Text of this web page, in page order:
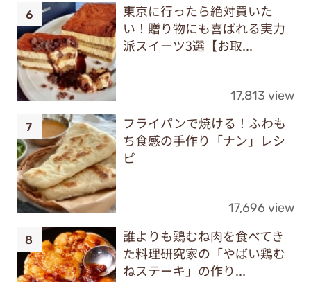
東京に行ったら絶対買いた
い！贈り物にも喜ばれる実力
派スイーツ3選【お取...
17,813 view
フライパンで焼ける！ふわも
ち食感の手作り「ナン」レシ
ピ
17,696 view
誰よりも鶏むね肉を食べてき
た料理研究家の「やばい鶏む
ねステーキ」の作り...